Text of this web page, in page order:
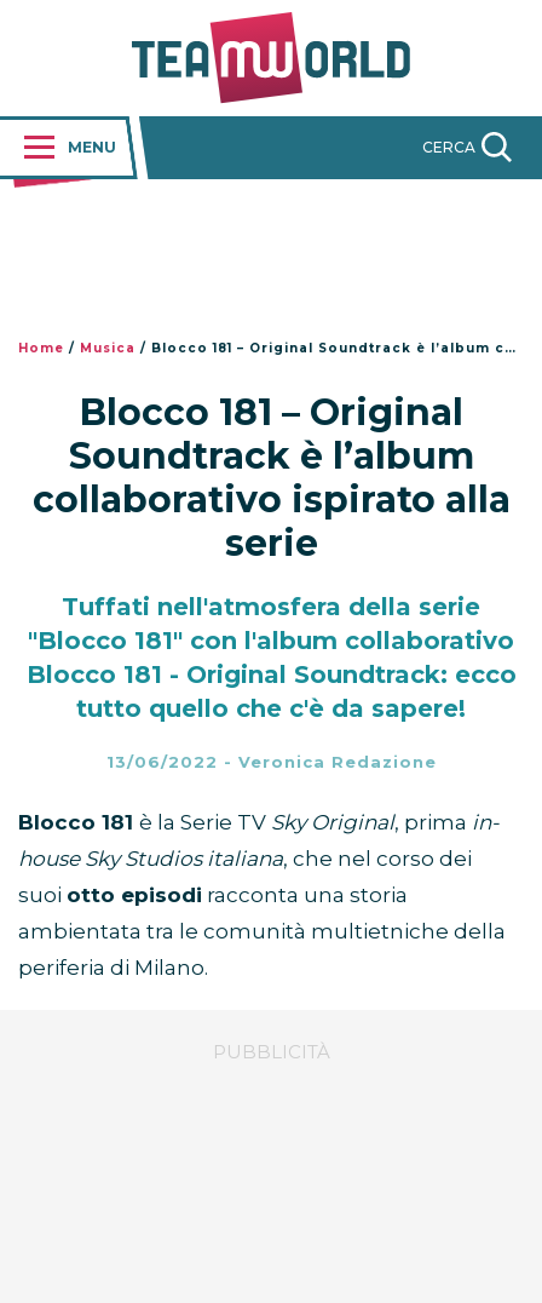
MENU CERCA
Home / Musica / Blocco 181 – Original Soundtrack è l’album collaborativo ispirato alla serie
Blocco 181 – Original
Soundtrack è l’album
collaborativo ispirato alla
serie
Tuffati nell'atmosfera della serie
"Blocco 181" con l'album collaborativo
Blocco 181 - Original Soundtrack: ecco
tutto quello che c'è da sapere!
13/06/2022 - Veronica Redazione
Blocco 181 è la Serie TV Sky Original, prima in-
house Sky Studios italiana, che nel corso dei
suoi otto episodi racconta una storia
ambientata tra le comunità multietniche della
periferia di Milano.